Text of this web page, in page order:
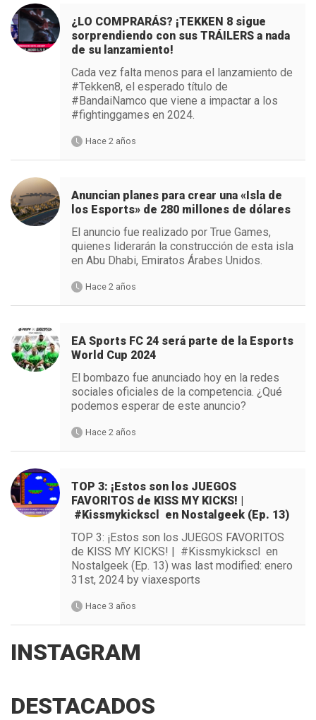
¿LO COMPRARÁS? ¡TEKKEN 8 sigue
sorprendiendo con sus TRÁILERS a nada
de su lanzamiento!
Cada vez falta menos para el lanzamiento de
#Tekken8, el esperado título de
#BandaiNamco que viene a impactar a los
#fightinggames en 2024.
Hace 2 años
Anuncian planes para crear una «Isla de
los Esports» de 280 millones de dólares
El anuncio fue realizado por True Games,
quienes liderarán la construcción de esta isla
en Abu Dhabi, Emiratos Árabes Unidos.
Hace 2 años
EA Sports FC 24 será parte de la Esports
World Cup 2024
El bombazo fue anunciado hoy en la redes
sociales oficiales de la competencia. ¿Qué
podemos esperar de este anuncio?
Hace 2 años
TOP 3: ¡Estos son los JUEGOS
FAVORITOS de KISS MY KICKS! |
#Kissmykickscl en Nostalgeek (Ep. 13)
TOP 3: ¡Estos son los JUEGOS FAVORITOS
de KISS MY KICKS! | #Kissmykickscl en
Nostalgeek (Ep. 13) was last modified: enero
31st, 2024 by viaxesports
Hace 3 años
INSTAGRAM
DESTACADOS